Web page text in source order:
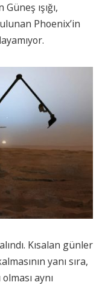
ışığı,
Phoenix’in
Kısalan günler
yanı sıra,
aynı